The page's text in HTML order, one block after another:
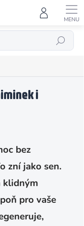
HLEDAT
i
bez
zní jako sen.
klidným
pro vaše